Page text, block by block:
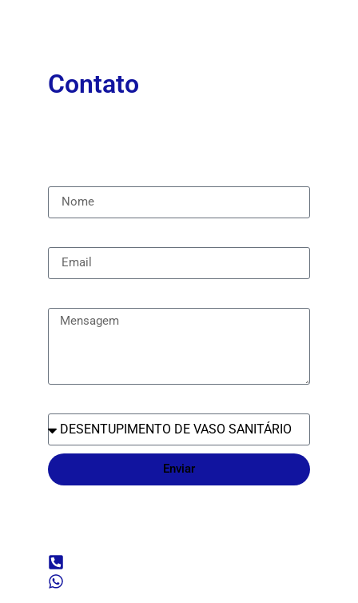
Contato
Enviar